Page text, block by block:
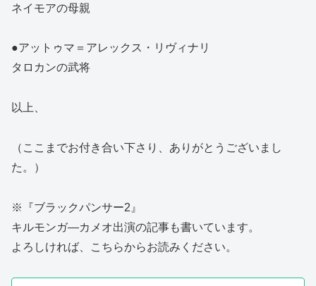
ネイモアの母親
●アットゥマ＝アレックス・リヴィナリ
タロカンの武将
以上、
（ここまでお付き合い下さり、ありがとうございまし
た。）
※『ブラックパンサー2』
キルモンガ―カメオ出演の記事も書いています。
よろしければ、こちらからお読みください。